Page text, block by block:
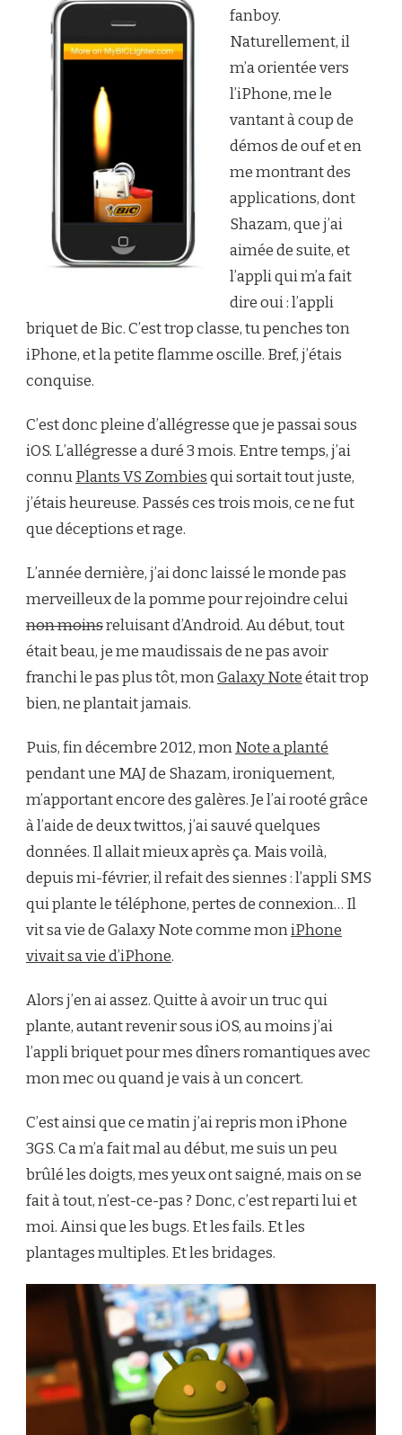
fanboy.
Naturellement, il
m’a orientée vers
l’iPhone, me le
vantant à coup de
démos de ouf et en
me montrant des
applications, dont
Shazam, que j’ai
aimée de suite, et
l’appli qui m’a fait
dire oui : l’appli
briquet de Bic. C’est trop classe, tu penches ton
iPhone, et la petite flamme oscille. Bref, j’étais
conquise.
C’est donc pleine d’allégresse que je passai sous
iOS. L’allégresse a duré 3 mois. Entre temps, j’ai
connuPlants VS Zombiesqui sortait tout juste,
j’étais heureuse. Passés ces trois mois, ce ne fut
que déceptions et rage.
L’année dernière, j’ai donc laissé le monde pas
merveilleux de la pomme pour rejoindre celui
non moinsreluisant d’Android. Au début, tout
était beau, je me maudissais de ne pas avoir
franchi le pas plus tôt, monGalaxy Noteétait trop
bien, ne plantait jamais.
Puis, fin décembre 2012, monNote a planté
pendant une MAJ de Shazam, ironiquement,
m’apportant encore des galères. Je l’ai rooté grâce
à l’aide de deux twittos, j’ai sauvé quelques
données. Il allait mieux après ça. Mais voilà,
depuis mi-février, il refait des siennes : l’appli SMS
qui plante le téléphone, pertes de connexion… Il
vit sa vie de Galaxy Note comme moniPhone
vivait sa vie d’iPhone.
Alors j’en ai assez. Quitte à avoir un truc qui
plante, autant revenir sous iOS, au moins j’ai
l’appli briquet pour mes dîners romantiques avec
mon mec ou quand je vais à un concert.
C’est ainsi que ce matin j’ai repris mon iPhone
3GS. Ca m’a fait mal au début, me suis un peu
brûlé les doigts, mes yeux ont saigné, mais on se
fait à tout, n’est-ce-pas ? Donc, c’est reparti lui et
moi. Ainsi que les bugs. Et les fails. Et les
plantages multiples. Et les bridages.